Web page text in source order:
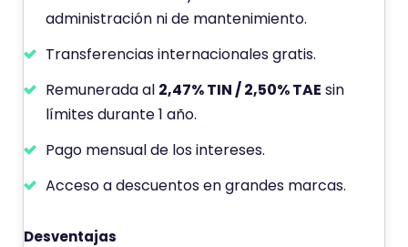
e
administración ni de mantenimiento.
Transferencias internacionales gratis.
Remunerada al 2,47% TIN / 2,50% TAE sin
límites durante 1 año.
Pago mensual de los intereses.
Acceso a descuentos en grandes marcas.
Desventajas